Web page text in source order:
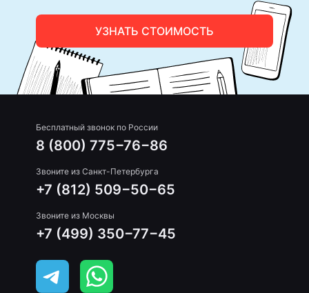
УЗНАТЬ СТОИМОСТЬ
Бесплатный звонок по России
8 (800) 775−76−86
Звоните из Санкт-Петербурга
+7 (812) 509−50−65
Звоните из Москвы
+7 (499) 350−77−45